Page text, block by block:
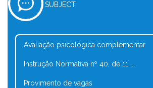
SUBJECT
Avaliação psicológica complementar
Instrução Normativa nº 40, de 11 ...
Provimento de vagas